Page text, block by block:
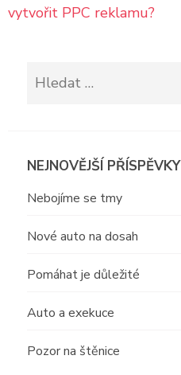
vytvořit PPC reklamu?
Vyhledávání
NEJNOVĚJŠÍ PŘÍSPĚVKY
Nebojíme se tmy
Nové auto na dosah
Pomáhat je důležité
Auto a exekuce
Pozor na štěnice